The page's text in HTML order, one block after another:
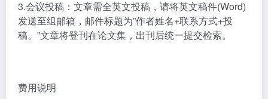
3.会议投稿：文章需全英文投稿，请将英文稿件(Word)
发送至组邮箱，邮件标题为”作者姓名+联系方式+投
稿。”文章将登刊在论文集，出刊后统一提交检索。
费用说明